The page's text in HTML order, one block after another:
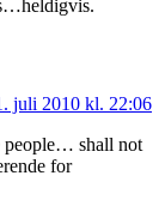
juli 2010 kl. 22:06
people… shall not
for